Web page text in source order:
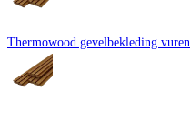
Thermowood gevelbekleding vuren